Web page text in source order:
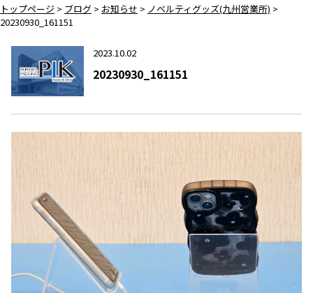
トップページ > ブログ > お知らせ > ノベルティグッズ(九州営業所) >
20230930_161151
2023.10.02
20230930_161151